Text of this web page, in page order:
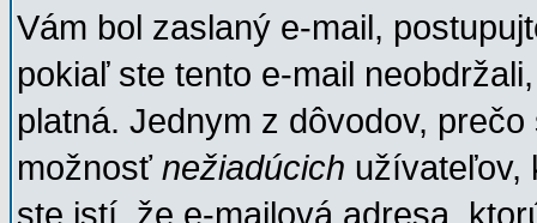
Vám bol zaslaný e-mail,
pokiaľ ste tento e-mail
platná. Jednym z dôvodov,
možnosť nežiadúcich užívateľov,
ste istí, že e-mailová adresa,